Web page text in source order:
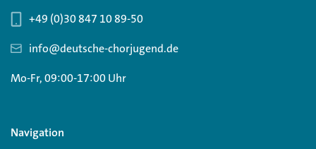
+49 (0)30 847 10 89-50
info@deutsche-chorjugend.de
Mo-Fr, 09:00-17:00 Uhr
Navigation